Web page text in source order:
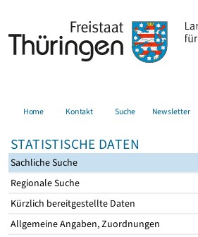
Home Kontakt Suche Newsletter
STATISTISCHE DATEN
Sachliche Suche
Regionale Suche
Kürzlich bereitgestellte Daten
Allgemeine Angaben, Zuordnungen